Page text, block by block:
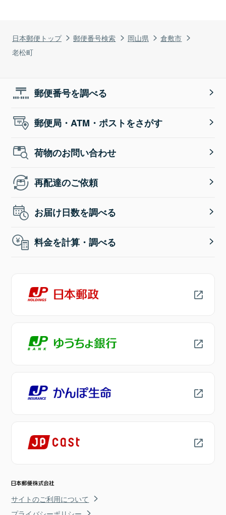
日本郵便トップ 郵便番号検索 岡山県
倉敷市
老松町
郵便番号を調べる
郵便局・ATM・ポストをさがす
荷物のお問い合わせ
再配達のご依頼
お届け日数を調べる
料金を計算・調べる
サイトのご利用について